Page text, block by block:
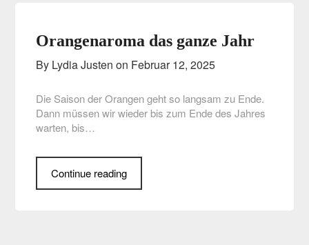
Orangenaroma das ganze Jahr
By Lydia Justen on Februar 12, 2025
Die Saison der Orangen geht so langsam zu Ende.
Dann müssen wir wieder bis zum Ende des Jahres
warten, bis…
Continue reading